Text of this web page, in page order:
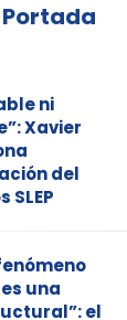
ni
Xavier
del
SLEP
una
el